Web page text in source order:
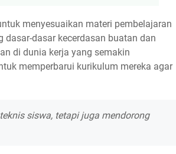
menyesuaikan materi pembelajaran
dasar kecerdasan buatan dan
di dunia kerja yang semakin
memperbarui kurikulum mereka agar
siswa, tetapi juga mendorong